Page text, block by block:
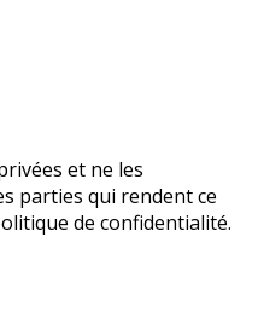
et ne les
parties qui rendent ce
de confidentialité.